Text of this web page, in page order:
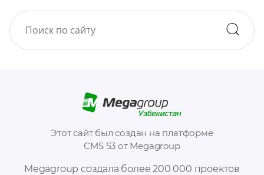
Megagroup создала более 200 000 проектов
Этот сайт был создан на платформе
CMS S3 от Megagroup